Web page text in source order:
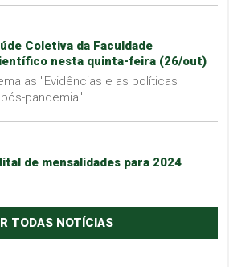
Coletiva da Faculdade
nesta quinta-feira (26/out)
as "Evidências e as políticas
pandemia"
de mensalidades para 2024
TODAS NOTÍCIAS